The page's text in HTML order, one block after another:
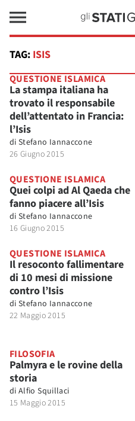
TAG: ISIS
QUESTIONE ISLAMICA
La stampa italiana ha
trovato il responsabile
dell’attentato in Francia:
l’Isis
di Stefano Iannaccone
26 Giugno 2015
QUESTIONE ISLAMICA
Quei colpi ad Al Qaeda che
fanno piacere all’Isis
di Stefano Iannaccone
16 Giugno 2015
QUESTIONE ISLAMICA
Il resoconto fallimentare
di 10 mesi di missione
contro l’Isis
di Stefano Iannaccone
22 Maggio 2015
FILOSOFIA
Palmyra e le rovine della
storia
di Alfio Squillaci
15 Maggio 2015